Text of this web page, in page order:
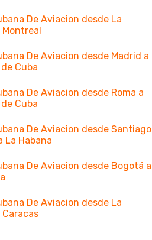
De Aviacion desde La
Montreal
De Aviacion desde Madrid a
Cuba
De Aviacion desde Roma a
Cuba
De Aviacion desde Santiago
La Habana
De Aviacion desde Bogotá a
De Aviacion desde La
Caracas